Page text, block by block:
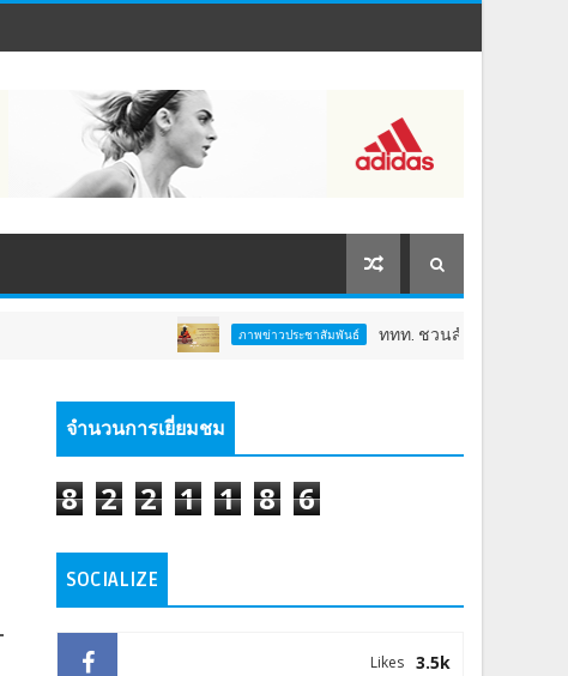
ภาพข่าวประชาสัมพันธ์ ททท. ชวนสัมผัสพลังแห่งศรัทธา ร่วม
จำนวนการเยี่ยมชม
8 2 2 1 1 8 6
SOCIALIZE
3.5k
Likes